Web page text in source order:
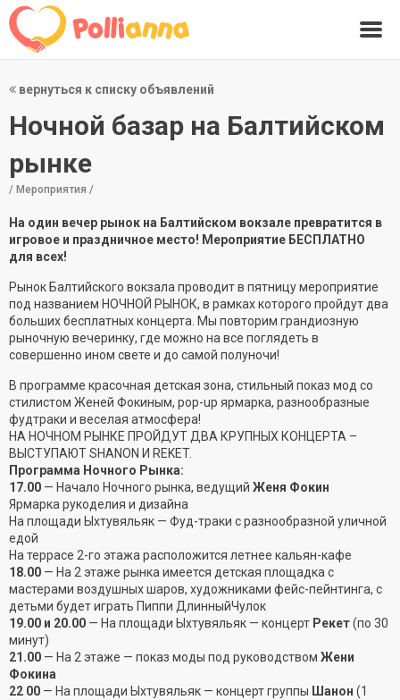
вернуться к списку объявлений
Ночной базар на Балтийском
рынке
/ Мероприятия /
На один вечер рынок на Балтийском вокзале превратится в
игровое и праздничное место! Мероприятие БЕСПЛАТНО
для всех!
Рынок Балтийского вокзала проводит в пятницу мероприятие
под названием НОЧНОЙ РЫНОК, в рамках которого пройдут два
больших бесплатных концерта. Мы повторим грандиозную
рыночную вечеринку, где можно на все поглядеть в
совершенно ином свете и до самой полуночи!
В программе красочная детская зона, стильный показ мод со
стилистом Женей Фокиным, pop-up ярмарка, разнообразные
фудтраки и веселая атмосфера!
НА НОЧНОМ РЫНКЕ ПРОЙДУТ ДВА КРУПНЫХ КОНЦЕРТА –
ВЫСТУПАЮТ SHANON И REKET.
Программа Ночного Рынка:
17.00 — Начало Ночного рынка, ведущий Женя Фокин
Ярмарка рукоделия и дизайна
На площади Ыхтувяльяк — Фуд-траки с разнообразной уличной
едой
На террасе 2-го этажа расположится летнее кальян-кафе
18.00 — На 2 этаже рынка имеется детская площадка с
мастерами воздушных шаров, художниками фейс-пейнтинга, с
детьми будет играть Пиппи ДлинныйЧулок
19.00 и 20.00 — На площади Ыхтувяльяк — концерт Рекет(по 30
минут)
21.00 — На 2 этаже — показ моды под руководством Жени
Фокина
22 00 — На площади Ыхтувяльяк — концерт группы Шанон (1